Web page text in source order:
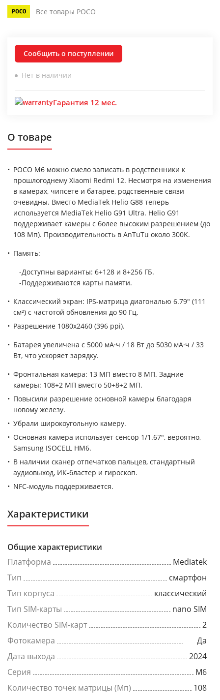
Все товары POCO
Сообщить о поступлении
Нет в наличии
Гарантия 12 мес.
О товаре
POCO M6 можно смело записать в родственники к
прошлогоднему Xiaomi Redmi 12. Несмотря на изменения
в камерах, чипсете и батарее, родственные связи
очевидны. Вместо MediaTek Helio G88 теперь
используется MediaTek Helio G91 Ultra. Helio G91
поддерживает камеры с более высоким разрешением (до
108 Мп). Производительность в AnTuTu около 300K.
Память:
-Доступны варианты: 6+128 и 8+256 ГБ.
-Поддерживаются карты памяти.
Классический экран: IPS-матрица диагональю 6.79" (111
см²) с частотой обновления до 90 Гц.
Разрешение 1080x2460 (396 ppi).
Батарея увеличена с 5000 мА·ч / 18 Вт до 5030 мА·ч / 33
Вт, что ускоряет зарядку.
Фронтальная камера: 13 МП вместо 8 МП. Задние
камеры: 108+2 МП вместо 50+8+2 МП.
Повысили разрешение основной камеры благодаря
новому железу.
Убрали широкоугольную камеру.
Основная камера использует сенсор 1/1.67", вероятно,
Samsung ISOCELL HM6.
В наличии сканер отпечатков пальцев, стандартный
аудиовыход, ИК-бластер и гироскоп.
NFC-модуль поддерживается.
Характеристики
Общие характеристики
Платформа
Mediatek
Тип
смартфон
Тип корпуса
классический
Тип SIM-карты
nano SIM
Количество SIM-карт
2
Фотокамера
Да
Дата выхода
2024
Серия
M6
Количество точек матрицы (Мп)
108